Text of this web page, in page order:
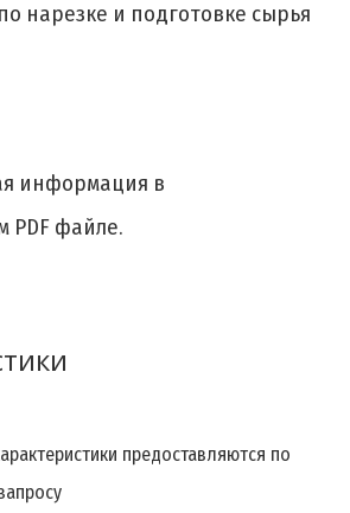
нарезке и подготовке сырья
информация в
PDF файле.
предоставляются по